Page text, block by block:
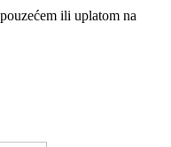
ili uplatom na